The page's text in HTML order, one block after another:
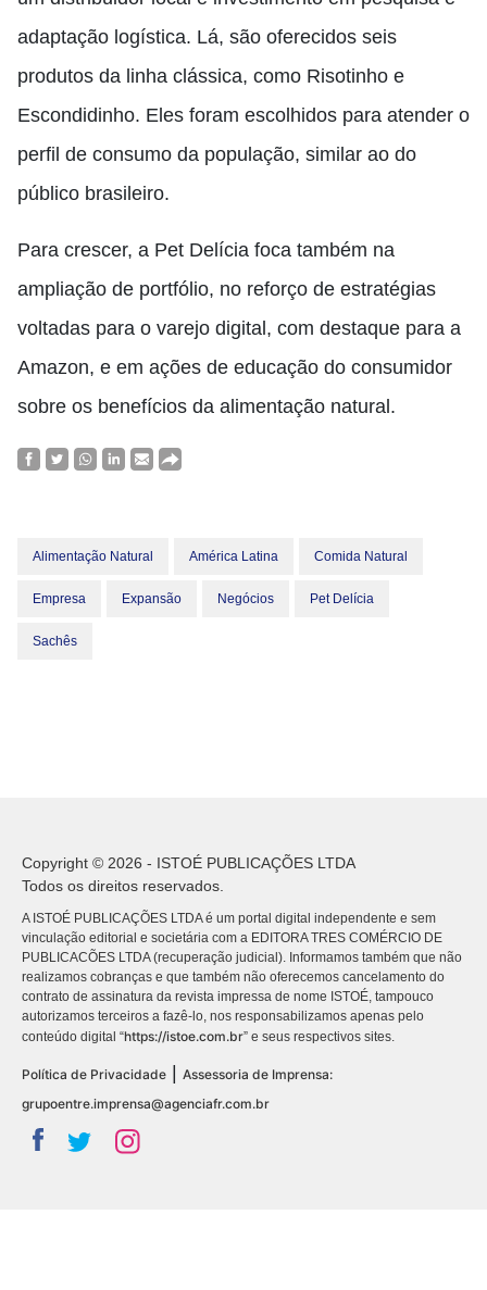
adaptação logística. Lá, são oferecidos seis
produtos da linha clássica, como Risotinho e
Escondidinho. Eles foram escolhidos para atender o
perfil de consumo da população, similar ao do
público brasileiro.
Para crescer, a Pet Delícia foca também na
ampliação de portfólio, no reforço de estratégias
voltadas para o varejo digital, com destaque para a
Amazon, e em ações de educação do consumidor
sobre os benefícios da alimentação natural.
Alimentação Natural América Latina Comida Natural
Empresa Expansão Negócios Pet Delícia
Sachês
Copyright © 2026 - ISTOÉ PUBLICAÇÕES LTDA
Todos os direitos reservados.
A ISTOÉ PUBLICAÇÕES LTDA é um portal digital independente e sem
vinculação editorial e societária com a EDITORA TRES COMÉRCIO DE
PUBLICACÕES LTDA (recuperação judicial). Informamos também que não
realizamos cobranças e que também não oferecemos cancelamento do
contrato de assinatura da revista impressa de nome ISTOÉ, tampouco
autorizamos terceiros a fazê-lo, nos responsabilizamos apenas pelo
conteúdo digital “https://istoe.com.br” e seus respectivos sites.
Política de Privacidade
Assessoria de Imprensa:
grupoentre.imprensa@agenciafr.com.br